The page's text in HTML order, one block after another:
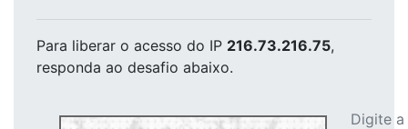
Para liberar o acesso do IP 216.73.216.75,
responda ao desafio abaixo.
Digite